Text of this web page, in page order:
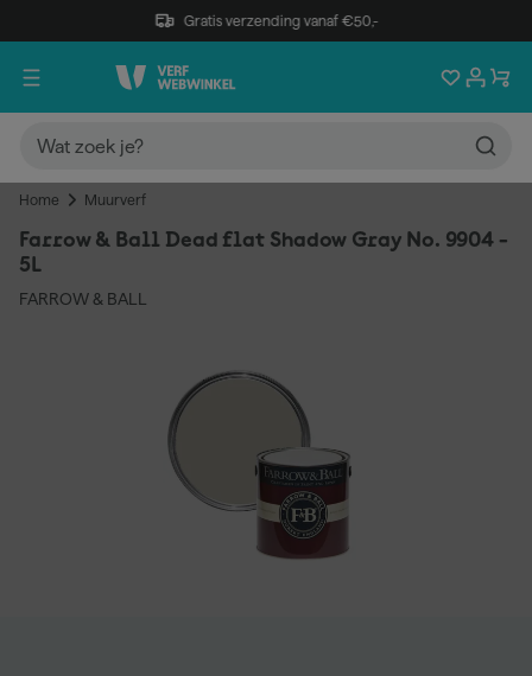
Gratis verzending vanaf €50,-
Home Muurverf
Farrow & Ball Dead flat Shadow Gray No. 9904 -
5L
FARROW & BALL